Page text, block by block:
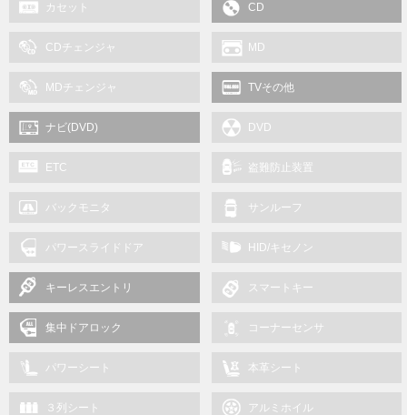
カセット CD
CDチェンジャ MD
MDチェンジャ TVその他
ナビ(DVD) DVD
ETC 盗難防止装置
バックモニタ サンルーフ
パワースライドドア HID/キセノン
キーレスエントリ スマートキー
集中ドアロック コーナーセンサ
パワーシート 本革シート
３列シート アルミホイル